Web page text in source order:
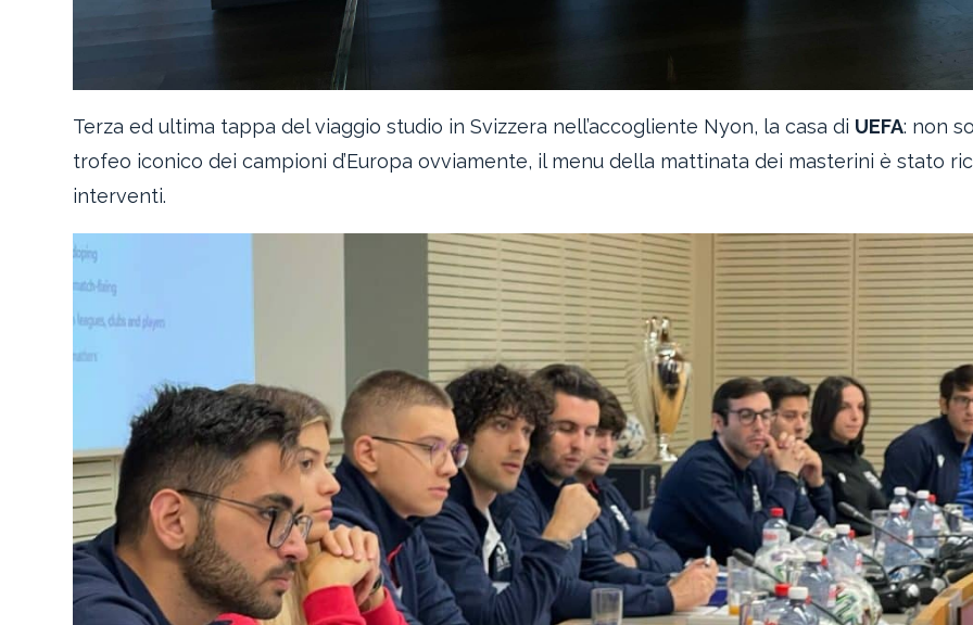
Terza ed ultima tappa del viaggio studio in Svizzera nell’accogliente Nyon, la casa di UEFA: non
trofeo iconico dei campioni d’Europa ovviamente, il menu della mattinata dei masterini è stato
interventi.